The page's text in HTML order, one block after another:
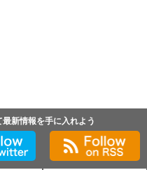
新情報を手に入れよう